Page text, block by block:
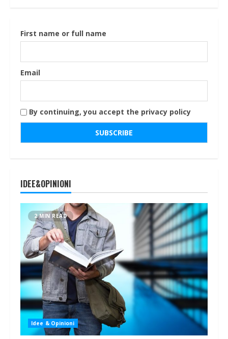
First name or full name
Email
By continuing, you accept the privacy policy
IDEE&OPINIONI
2 MIN READ
Idee & Opinioni